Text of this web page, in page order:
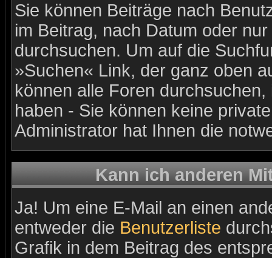
Sie können Beiträge nach
im Beitrag, nach Datum oder
durchsuchen. Um auf die
»Suchen« Link, der ganz oben
können alle Foren
haben - Sie können keine
Administrator hat Ihnen die
Kann ich anderen
Ja! Um eine E-Mail an einen
entweder die Benutzerliste
Grafik in dem Beitrag des